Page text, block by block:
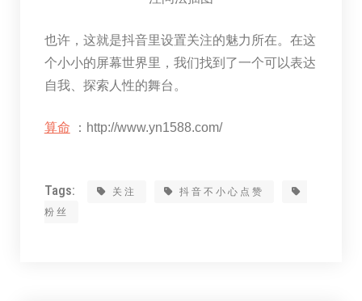
也许，这就是抖音里设置关注的魅力所在。在这
个小小的屏幕世界里，我们找到了一个可以表达
自我、探索人性的舞台。
算命 ：http://www.yn1588.com/
Tags: 关注
抖音不小心点赞
粉丝